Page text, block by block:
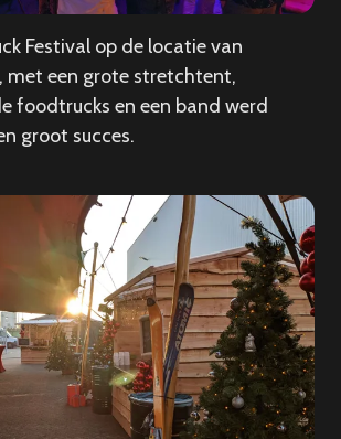
Festival op de locatie van
met een grote stretchtent,
foodtrucks en een band werd
groot succes.